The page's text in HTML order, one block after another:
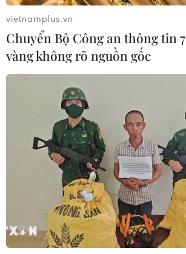
vietnamplus.vn
Chuyển Bộ Công an thông tin
vàng không rõ nguồn gốc